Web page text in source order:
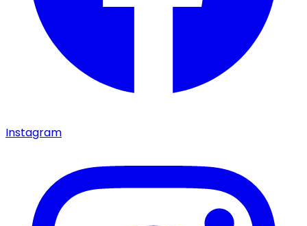
Instagram